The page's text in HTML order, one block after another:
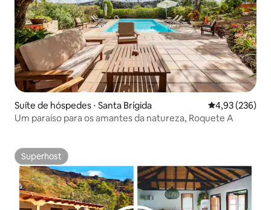
Suíte de hóspedes ⋅ Santa Brígida 4,93 de uma
4,93 (236)
Um paraíso para os amantes da natureza, Roquete A
Superhost
Superhost